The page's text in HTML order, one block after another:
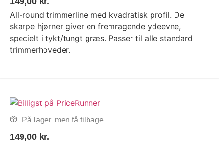
All-round trimmerline med kvadratisk profil. De
skarpe hjørner giver en fremragende ydeevne,
specielt i tykt/tungt græs. Passer til alle standard
trimmerhoveder.
På lager, men få tilbage
149,00 kr.